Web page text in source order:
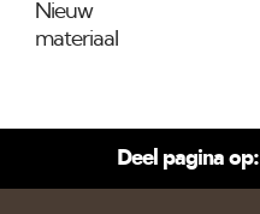
Nieuw
materiaal
Deel pagina op: